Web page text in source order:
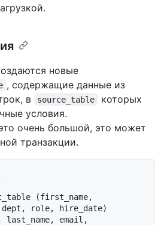
новые
, содержащие данные из
в
source_table
которых
условия.
очень большой, это может
транзакции.
(first_name,
email,